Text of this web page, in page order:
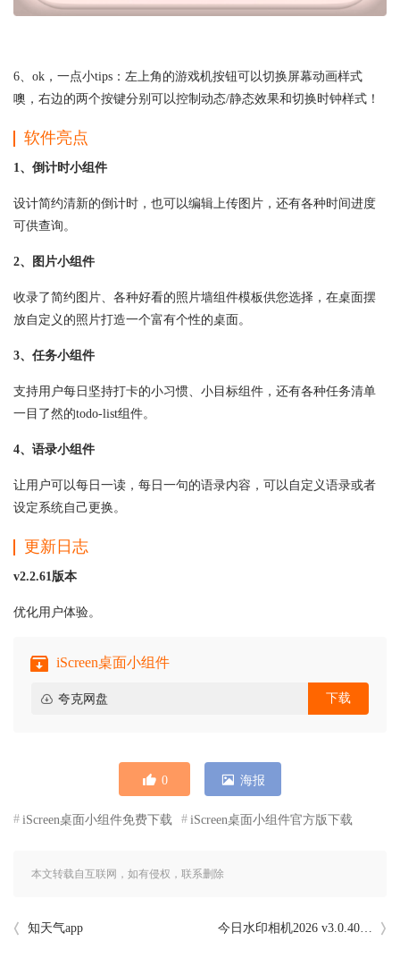
6、ok，一点小tips：左上角的游戏机按钮可以切换屏幕动画样式
噢，右边的两个按键分别可以控制动态/静态效果和切换时钟样式！
软件亮点
1、倒计时小组件
设计简约清新的倒计时，也可以编辑上传图片，还有各种时间进度
可供查询。
2、图片小组件
收录了简约图片、各种好看的照片墙组件模板供您选择，在桌面摆
放自定义的照片打造一个富有个性的桌面。
3、任务小组件
支持用户每日坚持打卡的小习惯、小目标组件，还有各种任务清单
一目了然的todo-list组件。
4、语录小组件
让用户可以每日一读，每日一句的语录内容，可以自定义语录或者
设定系统自己更换。
更新日志
v2.2.61版本
优化用户体验。
iScreen桌面小组件
夸克网盘 下载
0 海报
iScreen桌面小组件免费下载 iScreen桌面小组件官方版下载
本文转载自互联网，如有侵权，联系删除
知天气app 今日水印相机2026 v3.0.405.2最新版本